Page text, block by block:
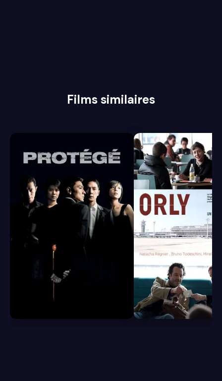
Films similaires
6.5